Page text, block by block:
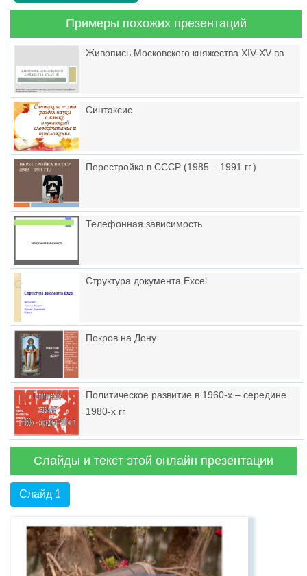
Примеры похожих презентаций
Живопись Московского княжества XIV-XV вв
Синтаксис
Перестройка в СССР (1985 – 1991 гг.)
Телефонная зависимость
Структура документа Excel
Покров на Дону
Политическое развитие в 1960-х – середине
1980-х гг
Слайды и текст этой онлайн презентации
Слайд 1